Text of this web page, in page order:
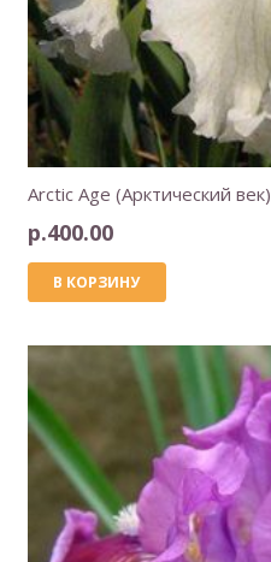
Arctic Age (Арктический век)
р.400.00
В КОРЗИНУ